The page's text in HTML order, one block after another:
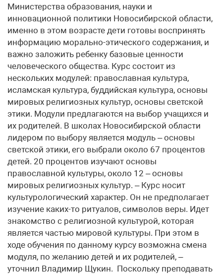
Министерства образования, науки и
инновационной политики Новосибирской области,
именно в этом возрасте дети готовы воспринять
информацию морально-этического содержания, и
важно заложить ребенку базовые ценности
человеческого общества. Курс состоит из
нескольких модулей: православная культура,
исламская культура, буддийская культура, основы
мировых религиозных культур, основы светской
этики. Модули предлагаются на выбор учащихся и
их родителей. В школах Новосибирской области
лидером по выбору является модуль – основы
светской этики, его выбрали около 67 процентов
детей. 20 процентов изучают основы
православной культуры, около 12 – основы
мировых религиозных культур. – Курс носит
культурологический характер. Он не предполагает
изучение каких-то ритуалов, символов веры. Идет
знакомство с религиозной культурой, которая
является частью мировой культуры. При этом в
ходе обучения по данному курсу возможна смена
модуля, по желанию детей и их родителей, –
уточнил Владимир Щукин. Поскольку преподавать